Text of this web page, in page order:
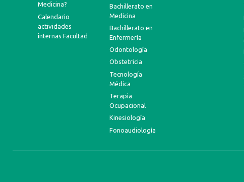
Medicina?
Calendario
actividades
internas Facultad
Bachillerato en
Medicina
Bachillerato en
Enfermería
Odontología
Obstetricia
Tecnología
Médica
Terapia
Ocupacional
Kinesiología
Fonoaudiología